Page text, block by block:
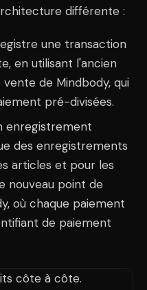
différente :
une transaction
en utilisant l'ancien
de Mindbody, qui
pré-divisées.
enregistrement
des enregistrements
articles et pour les
nouveau point de
où chaque paiement
de paiement